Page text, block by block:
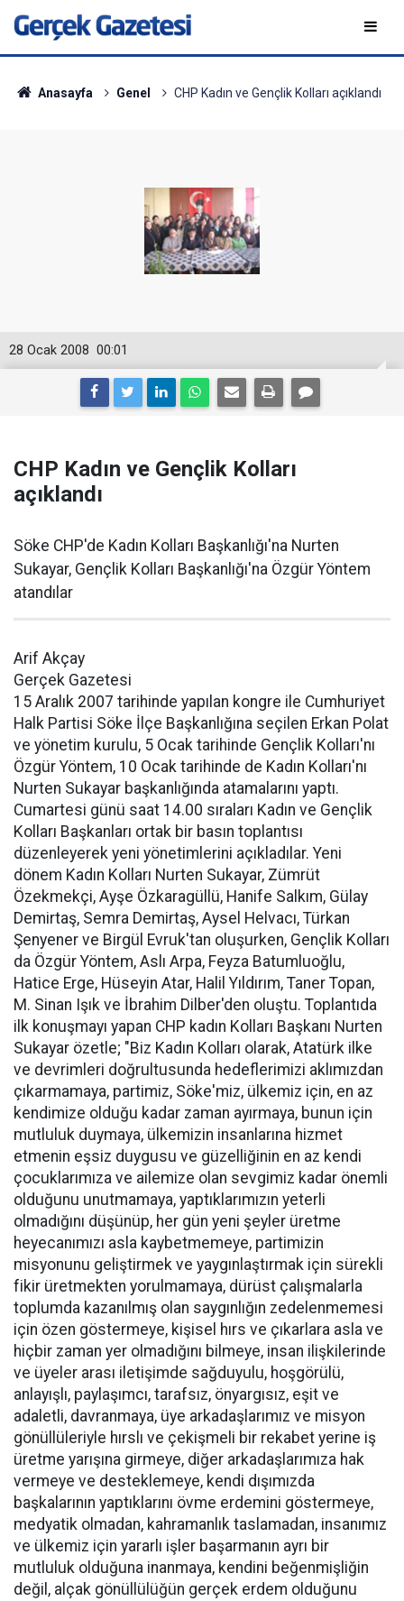
Anasayfa Genel CHP Kadın ve Gençlik Kolları açıklandı
00:01
28 Ocak 2008
CHP Kadın ve Gençlik Kolları
açıklandı
Söke CHP'de Kadın Kolları Başkanlığı'na Nurten
Sukayar, Gençlik Kolları Başkanlığı'na Özgür Yöntem
atandılar
Arif Akçay
Gerçek Gazetesi
15 Aralık 2007 tarihinde yapılan kongre ile Cumhuriyet
Halk Partisi Söke İlçe Başkanlığına seçilen Erkan Polat
ve yönetim kurulu, 5 Ocak tarihinde Gençlik Kolları'nı
Özgür Yöntem, 10 Ocak tarihinde de Kadın Kolları'nı
Nurten Sukayar başkanlığında atamalarını yaptı.
Cumartesi günü saat 14.00 sıraları Kadın ve Gençlik
Kolları Başkanları ortak bir basın toplantısı
düzenleyerek yeni yönetimlerini açıkladılar. Yeni
dönem Kadın Kolları Nurten Sukayar, Zümrüt
Özekmekçi, Ayşe Özkaragüllü, Hanife Salkım, Gülay
Demirtaş, Semra Demirtaş, Aysel Helvacı, Türkan
Şenyener ve Birgül Evruk'tan oluşurken, Gençlik Kolları
da Özgür Yöntem, Aslı Arpa, Feyza Batumluoğlu,
Hatice Erge, Hüseyin Atar, Halil Yıldırım, Taner Topan,
M. Sinan Işık ve İbrahim Dilber'den oluştu. Toplantıda
ilk konuşmayı yapan CHP kadın Kolları Başkanı Nurten
Sukayar özetle; "Biz Kadın Kolları olarak, Atatürk ilke
ve devrimleri doğrultusunda hedeflerimizi aklımızdan
çıkarmamaya, partimiz, Söke'miz, ülkemiz için, en az
kendimize olduğu kadar zaman ayırmaya, bunun için
mutluluk duymaya, ülkemizin insanlarına hizmet
etmenin eşsiz duygusu ve güzelliğinin en az kendi
çocuklarımıza ve ailemize olan sevgimiz kadar önemli
olduğunu unutmamaya, yaptıklarımızın yeterli
olmadığını düşünüp, her gün yeni şeyler üretme
heyecanımızı asla kaybetmemeye, partimizin
misyonunu geliştirmek ve yaygınlaştırmak için sürekli
fikir üretmekten yorulmamaya, dürüst çalışmalarla
toplumda kazanılmış olan saygınlığın zedelenmemesi
için özen göstermeye, kişisel hırs ve çıkarlara asla ve
hiçbir zaman yer olmadığını bilmeye, insan ilişkilerinde
ve üyeler arası iletişimde sağduyulu, hoşgörülü,
anlayışlı, paylaşımcı, tarafsız, önyargısız, eşit ve
adaletli, davranmaya, üye arkadaşlarımız ve misyon
gönüllüleriyle hırslı ve çekişmeli bir rekabet yerine iş
üretme yarışına girmeye, diğer arkadaşlarımıza hak
vermeye ve desteklemeye, kendi dışımızda
başkalarının yaptıklarını övme erdemini göstermeye,
medyatik olmadan, kahramanlık taslamadan, insanımız
ve ülkemiz için yararlı işler başarmanın ayrı bir
mutluluk olduğuna inanmaya, kendini beğenmişliğin
değil, alçak gönüllülüğün gerçek erdem olduğunu